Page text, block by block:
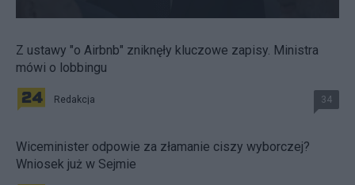
Z ustawy "o Airbnb" zniknęły kluczowe zapisy. Ministra
mówi o lobbingu
Redakcja 34
Wiceminister odpowie za złamanie ciszy wyborczej?
Wniosek już w Sejmie